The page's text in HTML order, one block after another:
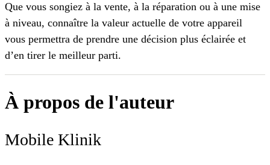
Que vous songiez à la vente, à la réparation ou à une mise
à niveau, connaître la valeur actuelle de votre appareil
vous permettra de prendre une décision plus éclairée et
d’en tirer le meilleur parti.
À propos de l'auteur
Mobile Klinik